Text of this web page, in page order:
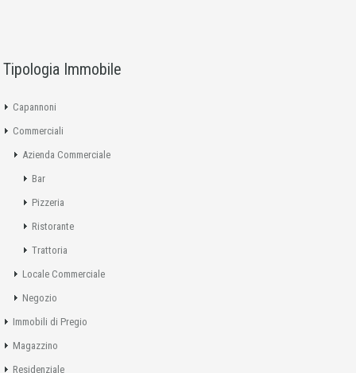
Tipologia Immobile
Capannoni
Commerciali
Azienda Commerciale
Bar
Pizzeria
Ristorante
Trattoria
Locale Commerciale
Negozio
Immobili di Pregio
Magazzino
Residenziale